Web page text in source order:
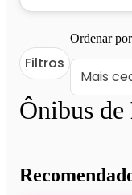
Ônibus de
Filtros
Ordenar por